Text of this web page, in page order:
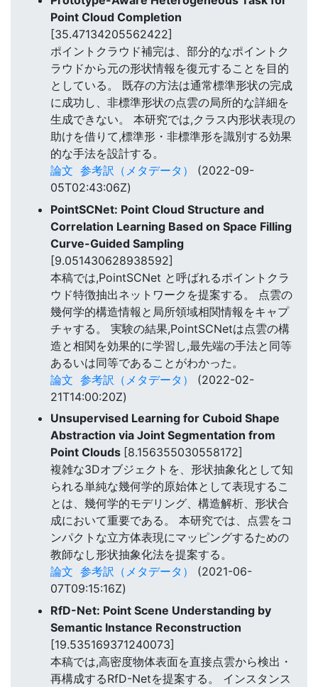
Point Cloud Completion
[35.47134205562422]
ポイントクラウド補完は、部分的なポイントク
ラウドから元の形状情報を復元することを目的
としている。 既存の方法は通常標準形状の完成
に成功し、非標準形状の点雲の局所的な詳細を
生成できない。 本研究では,クラス内形状表現の
助けを借りて,標準形・非標準形を識別する効果
的な手法を設計する。
論文 参考訳（メタデータ）
(2022-09-
05T02:43:06Z)
PointSCNet: Point Cloud Structure and
Correlation Learning Based on Space Filling
Curve-Guided Sampling
[9.051430628938592]
本稿では,PointSCNet と呼ばれるポイントクラ
ウド特徴抽出ネットワークを提案する。 点雲の
幾何学的構造情報と局所領域相関情報をキャプ
チャする。 実験の結果,PointSCNetは点雲の構
造と相関を効果的に学習し,最先端の手法と同等
あるいは同等であることがわかった。
論文 参考訳（メタデータ）
(2022-02-
21T14:00:20Z)
Unsupervised Learning for Cuboid Shape
Abstraction via Joint Segmentation from
Point Clouds [8.156355030558172]
複雑な3Dオブジェクトを、形状抽象化として知
られる単純な幾何学的原始体として表現するこ
とは、幾何学的モデリング、構造解析、形状合
成において重要である。 本研究では、点雲をコ
ンパクトな立方体表現にマッピングするための
教師なし形状抽象化法を提案する。
論文 参考訳（メタデータ）
(2021-06-
07T09:15:16Z)
RfD-Net: Point Scene Understanding by
Semantic Instance Reconstruction
[19.535169371240073]
本稿では,高密度物体表面を直接点雲から検出・
再構成するRfD-Netを提案する。 インスタンス